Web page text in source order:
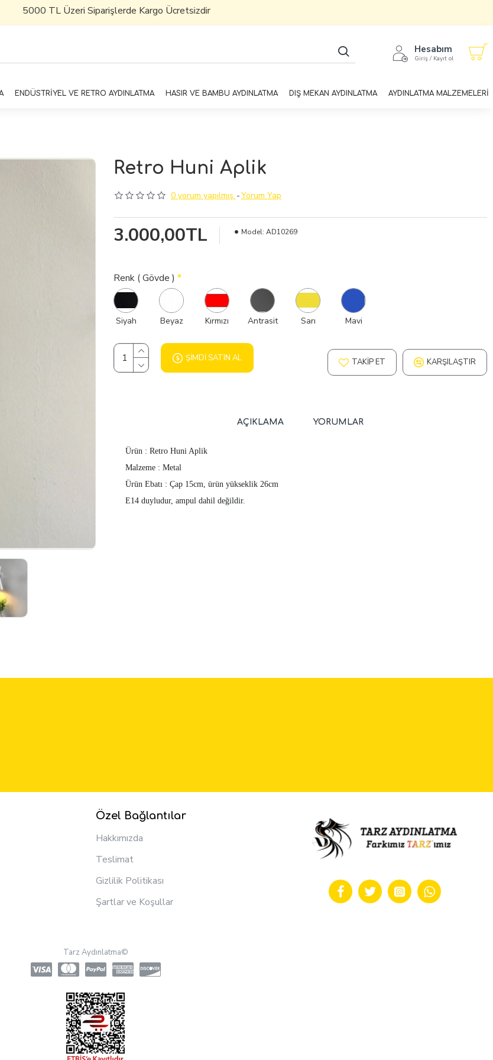
Üzeri Siparişlerde Kargo Ücretsizdir
Hesabım
Giriş / Kayıt ol
ENDÜSTRİYEL VE RETRO AYDINLATMA HASIR VE BAMBU AYDINLATMA DIŞ MEKAN AYDINLATMA AYDINLATMA MALZEMELERİ
Retro Huni Aplik
0 yorum yapılmış. -Yorum Yap
3.000,00TL Model: AD10269
Renk ( Gövde )
Siyah Beyaz Kırmızı Antrasit Sarı Mavi
ŞIMDI SATIN AL TAKIP ET KARŞILAŞTIR
AÇIKLAMA YORUMLAR
Ürün : Retro Huni Aplik
Malzeme : Metal
Ürün Ebatı : Çap 15cm, ürün yükseklik 26cm
E14 duyludur, ampul dahil değildir.
Özel Bağlantılar
Hakkımızda
Teslimat
Gizlilik Politikası
Şartlar ve Koşullar
Tarz Aydınlatma©